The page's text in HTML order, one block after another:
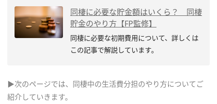
同棲に必要な貯金額はいくら？ 同棲
貯金のやり方【FP監修】
同棲に必要な初期費用について、詳しくは
この記事で解説しています。
▶次のページでは、同棲中の生活費分担のやり方についてご
紹介していきます。